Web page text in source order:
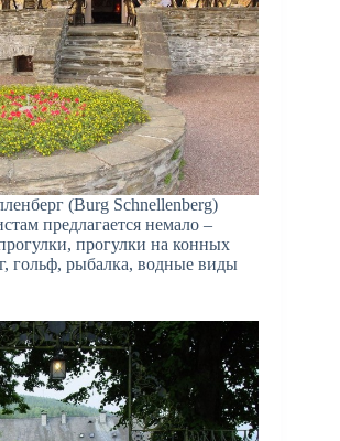
(Burg Schnellenberg)
предлагается немало –
прогулки на конных
гольф, рыбалка, водные виды